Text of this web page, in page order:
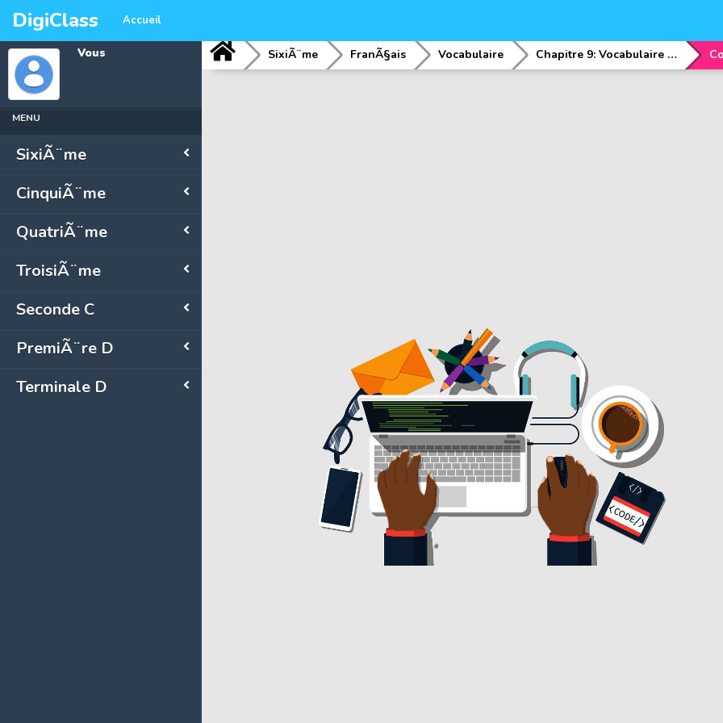
DigiClass Accueil
Vous
MENU
SixiÃ¨me
CinquiÃ¨me
QuatriÃ¨me
TroisiÃ¨me
Seconde C
PremiÃ¨re D
Terminale D
SixiÃ¨me FranÃ§ais Vocabulaire Chapitre 9: Vocabulaire du portrait moral